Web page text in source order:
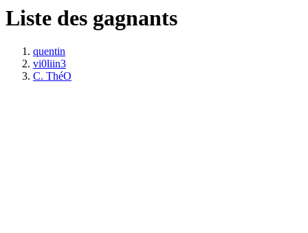
Liste des gagnants
quentin
vi0liin3
C. ThéO